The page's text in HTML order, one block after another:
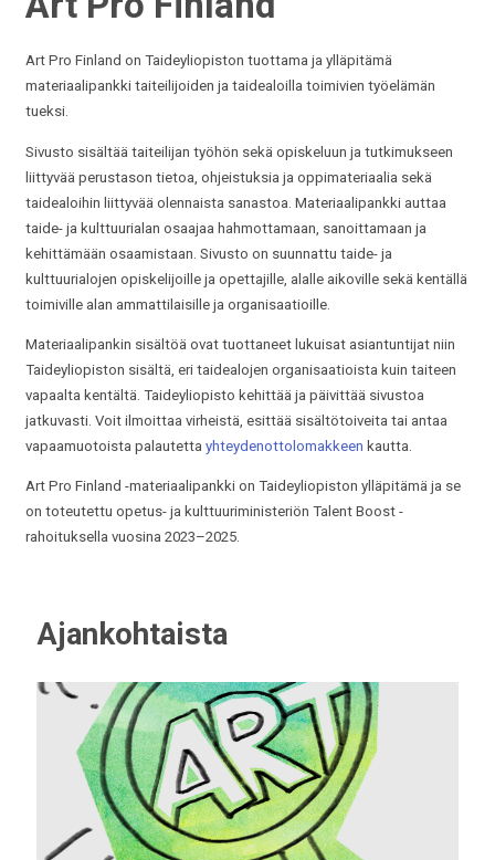
Art Pro Finland on Taideyliopiston tuottama ja ylläpitämä
materiaalipankki taiteilijoiden ja taidealoilla toimivien työelämän
tueksi.
Sivusto sisältää taiteilijan työhön sekä opiskeluun ja tutkimukseen
liittyvää perustason tietoa, ohjeistuksia ja oppimateriaalia sekä
taidealoihin liittyvää olennaista sanastoa. Materiaalipankki auttaa
taide- ja kulttuurialan osaajaa hahmottamaan, sanoittamaan ja
kehittämään osaamistaan. Sivusto on suunnattu taide- ja
kulttuurialojen opiskelijoille ja opettajille, alalle aikoville sekä kentällä
toimiville alan ammattilaisille ja organisaatioille.
Materiaalipankin sisältöä ovat tuottaneet lukuisat asiantuntijat niin
Taideyliopiston sisältä, eri taidealojen organisaatioista kuin taiteen
vapaalta kentältä. Taideyliopisto kehittää ja päivittää sivustoa
jatkuvasti. Voit ilmoittaa virheistä, esittää sisältötoiveita tai antaa
vapaamuotoista palautettayhteydenottolomakkeen kautta.
Art Pro Finland -materiaalipankki on Taideyliopiston ylläpitämä ja se
on toteutettu opetus- ja kulttuuriministeriön Talent Boost -
rahoituksella vuosina 2023–2025.
Ajankohtaista